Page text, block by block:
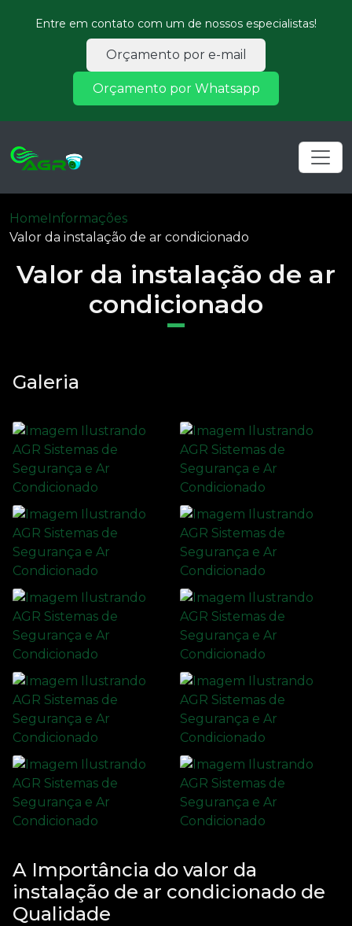
Entre em contato com um de nossos especialistas!
Orçamento por e-mail
Orçamento por Whatsapp
HomeInformações
Valor da instalação de ar condicionado
Valor da instalação de ar
condicionado
Galeria
A Importância do valor da
instalação de ar condicionado de
Qualidade